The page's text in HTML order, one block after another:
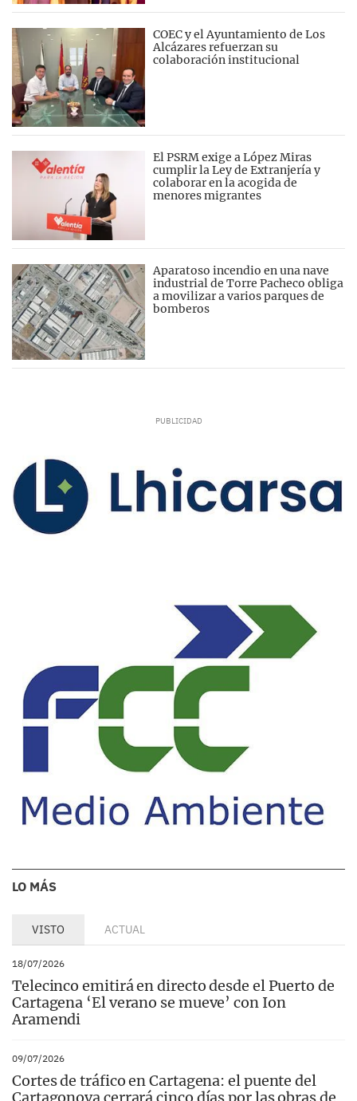
COEC y el Ayuntamiento de Los
Alcázares refuerzan su
colaboración institucional
El PSRM exige a López Miras
cumplir la Ley de Extranjería y
colaborar en la acogida de
menores migrantes
Aparatoso incendio en una nave
industrial de Torre Pacheco obliga
a movilizar a varios parques de
bomberos
LO MÁS
VISTO ACTUAL
18/07/2026
Telecinco emitirá en directo desde el Puerto de
Cartagena ‘El verano se mueve’ con Ion
Aramendi
09/07/2026
Cortes de tráfico en Cartagena: el puente del
Cartagonova cerrará cinco días por las obras de